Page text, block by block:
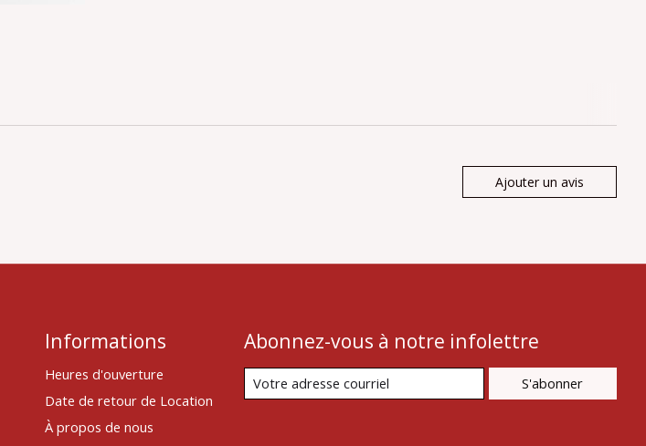
Ajouter un avis
Informations
Heures d'ouverture
Date de retour de Location
À propos de nous
Abonnez-vous à notre infolettre
S'abonner